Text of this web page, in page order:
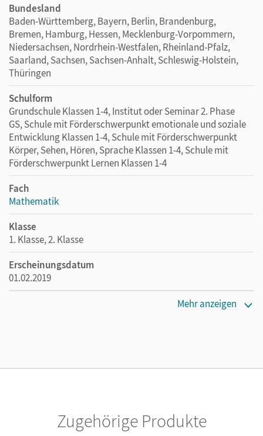
Bundesland
Baden-Württemberg, Bayern, Berlin, Brandenburg,
Bremen, Hamburg, Hessen, Mecklenburg-Vorpommern,
Niedersachsen, Nordrhein-Westfalen, Rheinland-Pfalz,
Saarland, Sachsen, Sachsen-Anhalt, Schleswig-Holstein,
Thüringen
Schulform
Grundschule Klassen 1-4, Institut oder Seminar 2. Phase
GS, Schule mit Förderschwerpunkt emotionale und soziale
Entwicklung Klassen 1-4, Schule mit Förderschwerpunkt
Körper, Sehen, Hören, Sprache Klassen 1-4, Schule mit
Förderschwerpunkt Lernen Klassen 1-4
Fach
Mathematik
Klasse
1. Klasse, 2. Klasse
Erscheinungsdatum
01.02.2019
Mehr anzeigen
Zugehörige Produkte